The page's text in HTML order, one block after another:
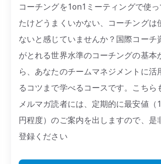
コーチングを1on1ミーティングで使
たけどうまくいかない、コーチングは
ないと感じていませんか？国際コーチ
がとれる世界水準のコーチングの基本
ら、あなたのチームマネジメントに活
るコツまで学べるコースです。こちら
メルマガ読者には、定期的に最安値（
円程度）のご案内を出しますので、是
登録ください